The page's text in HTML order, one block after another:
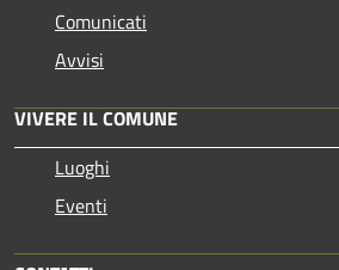
Comunicati
Avvisi
VIVERE IL COMUNE
Luoghi
Eventi